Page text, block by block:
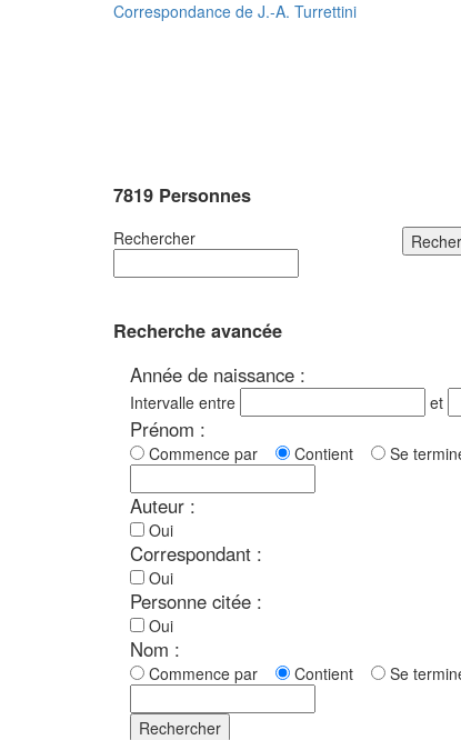
Correspondance de J.-A. Turrettini
7819 Personnes
Rechercher
Recherche avancée
Année de naissance :
Intervalle entre et
Prénom :
Commence par Contient Se
Auteur :
Oui
Correspondant :
Oui
Personne citée :
Oui
Nom :
Commence par Contient Se
Rechercher